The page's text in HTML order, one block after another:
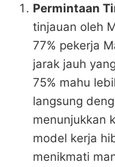
Permintaan
tinjauan oleh
77% pekerja
jarak jauh
75% mahu
langsung
menunjukkan
model kerja
menikmati